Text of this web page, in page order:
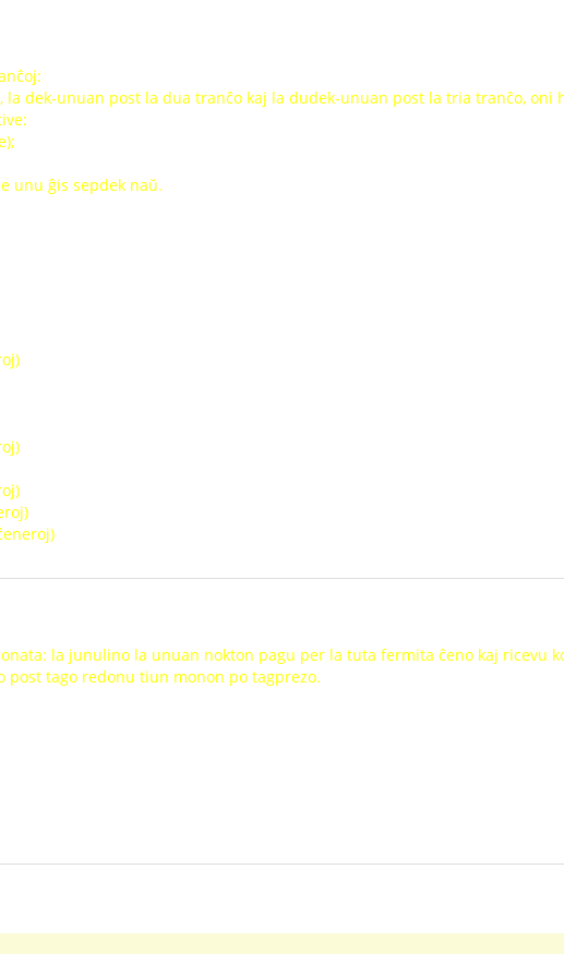
la dek-unuan post la dua tranĉo kaj la dudek-unuan post la tria tranĉo, oni
unu ĝis sepdek naŭ.
la junulino la unuan nokton pagu per la tuta fermita ĉeno kaj ricevu
post tago redonu tiun monon po tagprezo.